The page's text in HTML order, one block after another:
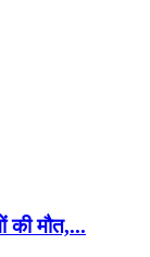
की मौत,...